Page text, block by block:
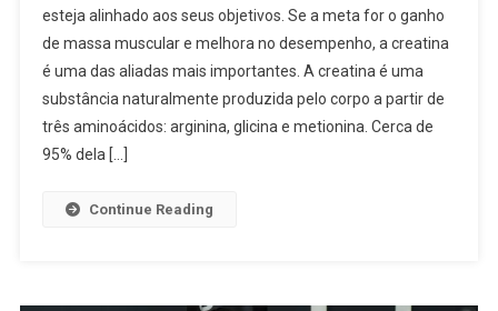
esteja alinhado aos seus objetivos. Se a meta for o ganho
de massa muscular e melhora no desempenho, a creatina
é uma das aliadas mais importantes. A creatina é uma
substância naturalmente produzida pelo corpo a partir de
três aminoácidos: arginina, glicina e metionina. Cerca de
95% dela […]
Continue Reading